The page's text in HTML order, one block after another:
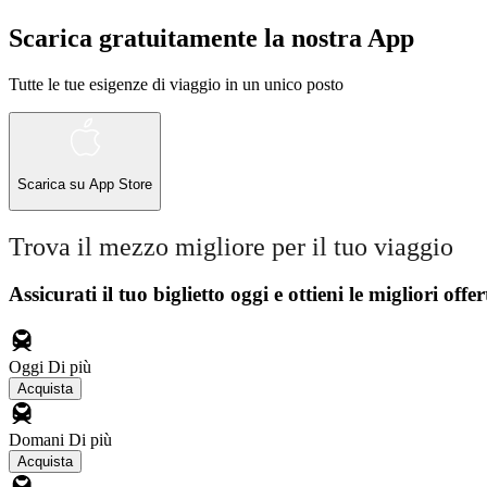
Scarica gratuitamente la nostra App
Tutte le tue esigenze di viaggio in un unico posto
Scarica su App Store
Trova il mezzo migliore per il tuo viaggio
Assicurati il ​​tuo biglietto oggi e ottieni le migliori
Oggi Di più
Acquista
Domani Di più
Acquista